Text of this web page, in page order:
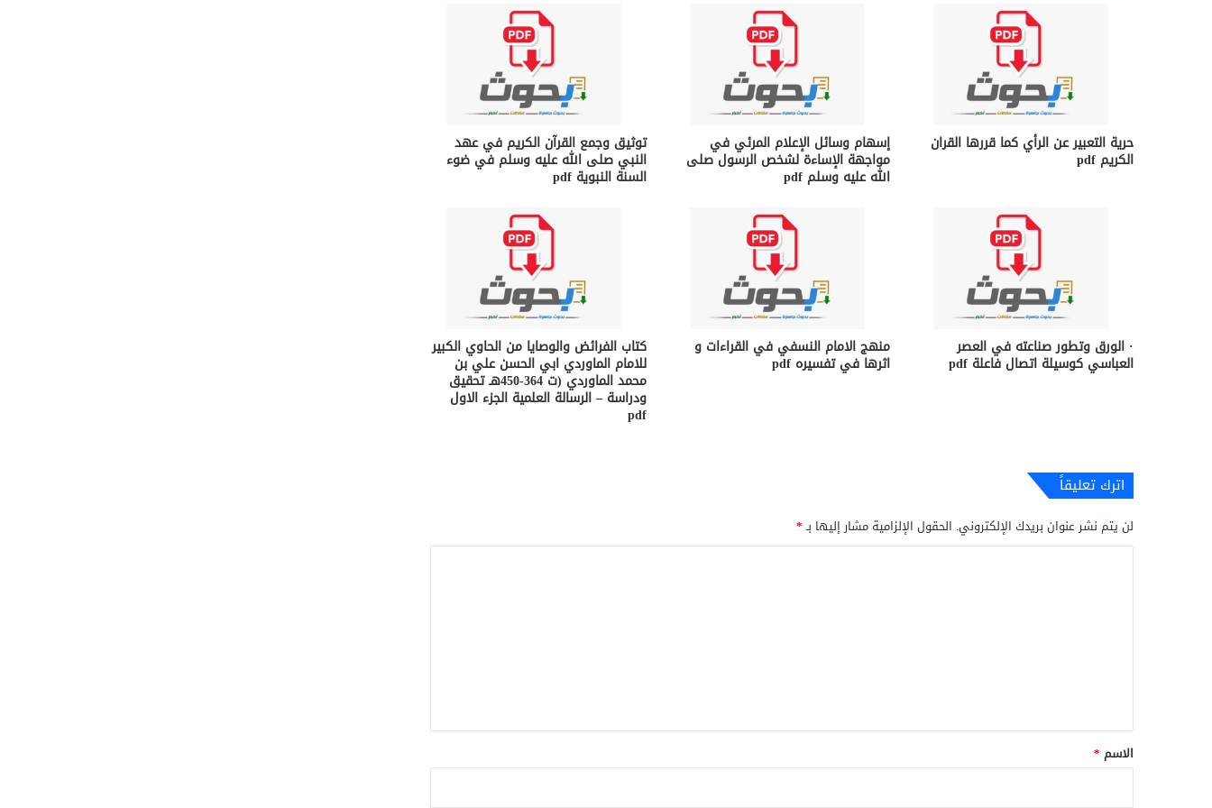
حرية التعبير عن الرأي كما قررها القران
الكريم pdf
إسهام وسائل الإعلام المرئي في
مواجهة الإساءة لشخص الرسول صلى
الله عليه وسلم pdf
توثيق وجمع القرآن الكريم في عهد
النبي صلى الله عليه وسلم في ضوء
السنة النبوية pdf
· الورق وتطور صناعته في العصر
العباسي كوسيلة اتصال فاعلة pdf
منهج الامام النسفي في القراءات و
اثرها في تفسيره pdf
كتاب الفرائض والوصايا من الحاوي الكبير
للامام الماوردي ابي الحسن علي بن
محمد الماوردي (ت 364-450هـ تحقيق
ودراسة – الرسالة العلمية الجزء الاول
pdf
اترك تعليقاً
لن يتم نشر عنوان بريدك الإلكتروني. الحقول الإلزامية مشار إليها بـ*
*
الاسم *